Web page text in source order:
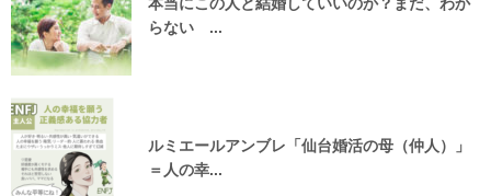
らない ...
ルミエールアンブレ「仙台婚活の母（仲人）」
＝人の幸...